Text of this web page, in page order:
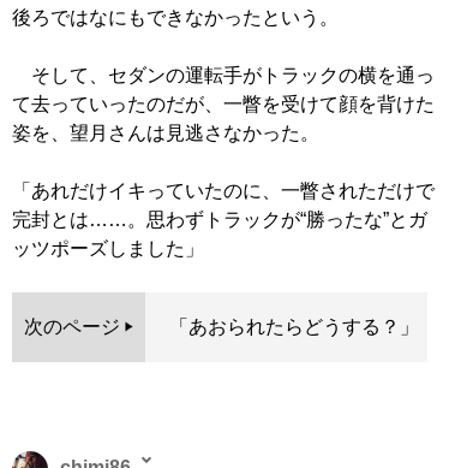
後ろではなにもできなかったという。
そして、セダンの運転手がトラックの横を通っ
て去っていったのだが、一瞥を受けて顔を背けた
姿を、望月さんは見逃さなかった。
「あれだけイキっていたのに、一瞥されただけで
完封とは……。思わずトラックが“勝ったな”とガ
ッツポーズしました」
次のページ 「あおられたらどうする？」